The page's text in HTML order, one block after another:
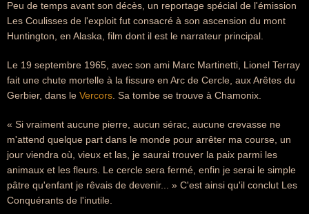
Peu de temps avant son décès, un reportage spécial de l'émission
Les Coulisses de l'exploit fut consacré à son ascension du mont
Huntington, en Alaska, film dont il est le narrateur principal.
Le 19 septembre 1965, avec son ami Marc Martinetti, Lionel Terray
fait une chute mortelle à la fissure en Arc de Cercle, aux Arêtes du
Gerbier, dans le Vercors . Sa tombe se trouve à Chamonix.
« Si vraiment aucune pierre, aucun sérac, aucune crevasse ne
m'attend quelque part dans le monde pour arrêter ma course, un
jour viendra où, vieux et las, je saurai trouver la paix parmi les
animaux et les fleurs. Le cercle sera fermé, enfin je serai le simple
pâtre qu'enfant je rêvais de devenir... » C'est ainsi qu'il conclut Les
Conquérants de l'inutile.